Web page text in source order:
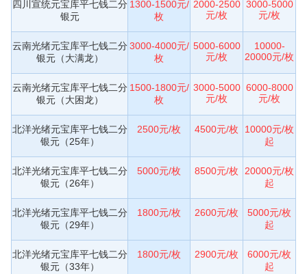
四川宣统元宝库平七钱二分
银元
1300-1500元/
枚
2000-2500
元/枚
3000-5000
元/枚
云南光绪元宝库平七钱二分
银元（大满龙）
3000-4000元/
枚
5000-6000
元/枚
10000-
20000元/枚
云南光绪元宝库平七钱二分
银元（大困龙）
1500-1800元/
枚
3000-5000
元/枚
6000-8000
元/枚
北洋光绪元宝库平七钱二分
银元（25年）
2500元/枚 4500元/枚
10000元/枚
起
北洋光绪元宝库平七钱二分
银元（26年）
5000元/枚 8500元/枚
20000元/枚
起
北洋光绪元宝库平七钱二分
银元（29年）
1800元/枚 2600元/枚
5000元/枚
起
北洋光绪元宝库平七钱二分
银元（33年）
1800元/枚 2900元/枚
6000元/枚
起